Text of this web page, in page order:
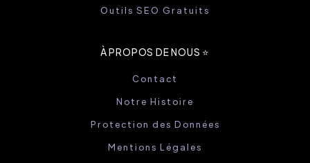
Outils SEO Gratuits
À PROPOS DE NOUS ⭐️
Contact
Notre Histoire
Protection des Données
Mentions Légales